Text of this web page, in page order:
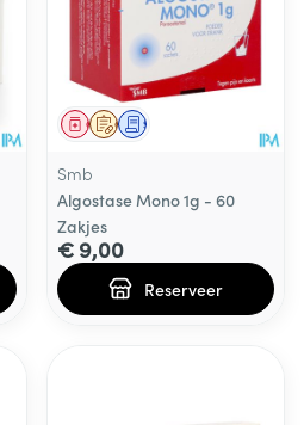
Op voorschrift
GeneesmiddelSchriftelijke aanvraag
Smb
Algostase Mono 1g - 60
Zakjes
€ 9,00
Reserveer